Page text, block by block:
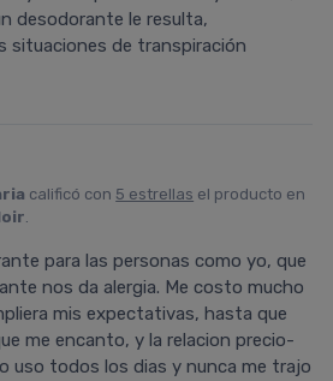
desodorante le resulta,
situaciones de transpiración
calificó con 5 estrellas el producto en
.
para las personas como yo, que
nos da alergia. Me costo mucho
mis expectativas, hasta que
me encanto, y la relacion precio-
uso todos los dias y nunca me trajo